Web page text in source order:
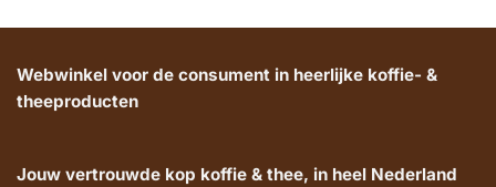
Webwinkel voor de consument in heerlijke koffie- &
theeproducten
Jouw vertrouwde kop koffie & thee, in heel Nederland